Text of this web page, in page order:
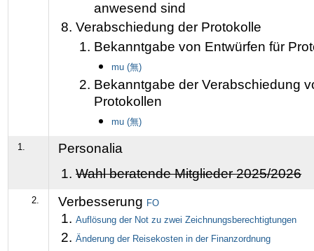
anwesend sind
Verabschiedung der Protokolle
Bekanntgabe von Entwürfen für
mu (無)
Bekanntgabe der Verabschiedung
Protokollen
mu (無)
1.
Personalia
Wahl beratende Mitglieder 2025/2026
2. Verbesserung FO
Auflösung der Not zu zwei Zeichnungsberechtigtungen
Änderung der Reisekosten in der Finanzordnung